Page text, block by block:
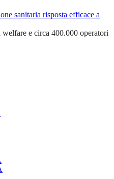
e circa 400.000 operatori